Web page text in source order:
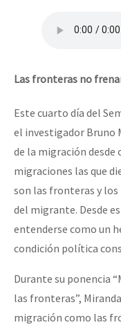
Las fronteras no
Este cuarto día del
el investigador Bruno
de la migración
migraciones las que
son las fronteras y los
del migrante. Desde
entenderse como un
condición política
Durante su ponencia
las fronteras”,
migración como las